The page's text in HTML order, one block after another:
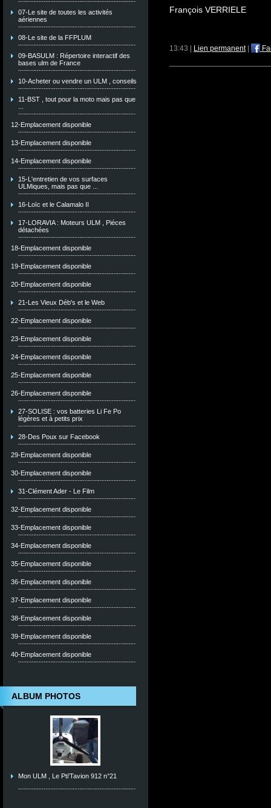
07-Le site de toutes les activités
aériennes
08-Le site de la FFPLUM
09-BASULM : Répertoire interactif des
bases ulm de France
10-Acheter ou vendre un ULM , conseils
11-BST , tout pour la moto mais pas que
12-Emplacement disponible
13-Emplacement disponible
14-Emplacement disponible
15-L'entretien de vos surfaces
ULMiques, mais pas que ...
16-Loïc et le Calamalo II
17-LORAVIA : Moteurs ULM , Piéces
détachées
18-Emplacement disponible
19-Emplacement disponible
20-Emplacement disponible
21-Les Vieux Déb's et le Web
22-Emplacement disponible
23-Emplacement disponible
24-Emplacement disponible
25-Emplacement disponible
26-Emplacement disponible
27-SOLISE : vos batteries Li Fe Po
légères et à petits prix
28-Des Poux sur Facebook
29-Emplacement disponible
30-Emplacement disponible
31-Clément Ader - Le Film
32-Emplacement disponible
33-Emplacement disponible
34-Emplacement disponible
35-Emplacement disponible
36-Emplacement disponible
37-Emplacement disponible
38-Emplacement disponible
39-Emplacement disponible
40-Emplacement disponible
ALBUM PHOTOS
Mon ULM , Le Pti'Tavion 912 n°21
François VERRIELE
13:43 | Lien permanent|